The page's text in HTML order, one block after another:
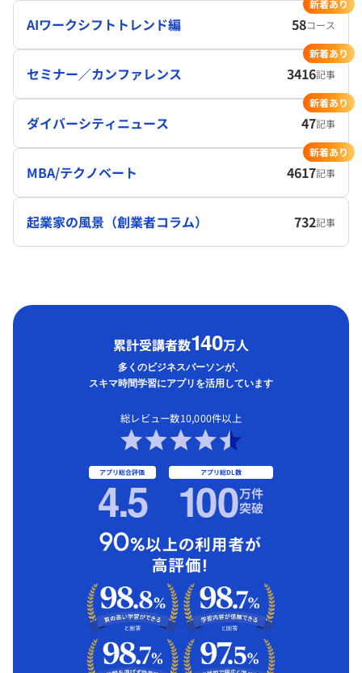
AIワークシフトトレンド編 58コース
新着あり
セミナー／カンファレンス 3416記事
新着あり
ダイバーシティニュース 47記事
新着あり
MBA/テクノベート 4617記事
新着あり
起業家の風景（創業者コラム） 732記事
累計受講者数140万人
多くのビジネスパーソンが、
スキマ時間学習にアプリを活用しています
総レビュー数10,000件以上
アプリ総合評価
4.5 アプリ総DL数
100万件
突破